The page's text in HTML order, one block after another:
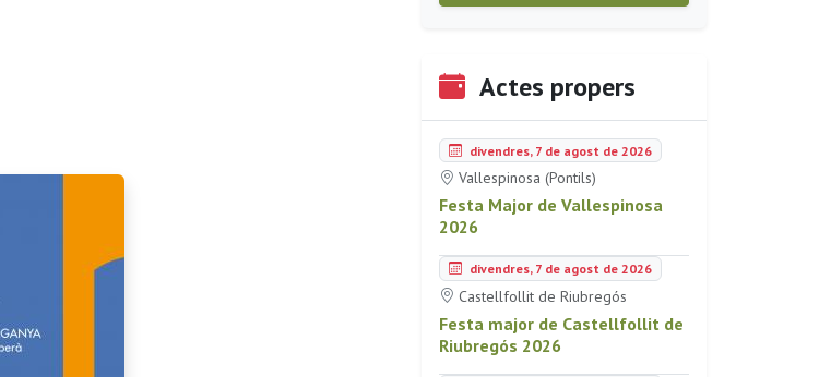
Actes propers
divendres, 7 de agost de 2026
Vallespinosa (Pontils)
Festa Major de Vallespinosa
2026
divendres, 7 de agost de 2026
Castellfollit de Riubregós
Festa major de Castellfollit de
Riubregós 2026